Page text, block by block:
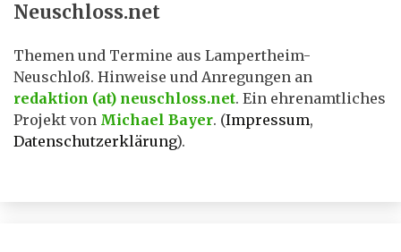
Neuschloss.net
Themen und Termine aus Lampertheim-
Neuschloß. Hinweise und Anregungen an
redaktion (at) neuschloss.net. Ein ehrenamtliches
Projekt von Michael Bayer. (Impressum,
Datenschutzerklärung).